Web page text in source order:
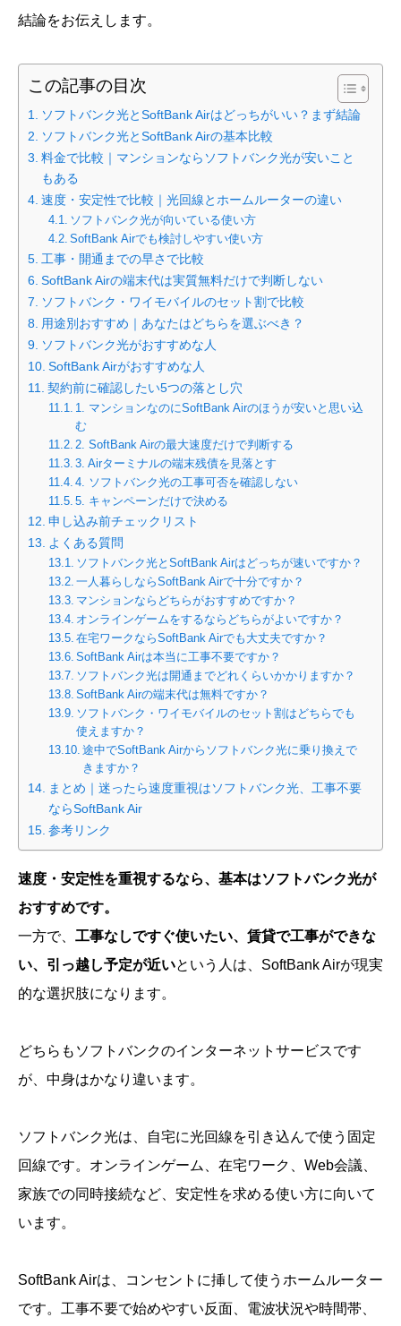
結論をお伝えします。
この記事の目次
ソフトバンク光とSoftBank Airはどっちがいい？まず結論
ソフトバンク光とSoftBank Airの基本比較
料金で比較｜マンションならソフトバンク光が安いこと
もある
速度・安定性で比較｜光回線とホームルーターの違い
ソフトバンク光が向いている使い方
SoftBank Airでも検討しやすい使い方
工事・開通までの早さで比較
SoftBank Airの端末代は実質無料だけで判断しない
ソフトバンク・ワイモバイルのセット割で比較
用途別おすすめ｜あなたはどちらを選ぶべき？
ソフトバンク光がおすすめな人
SoftBank Airがおすすめな人
契約前に確認したい5つの落とし穴
1. マンションなのにSoftBank Airのほうが安いと思い込
む
2. SoftBank Airの最大速度だけで判断する
3. Airターミナルの端末残債を見落とす
4. ソフトバンク光の工事可否を確認しない
5. キャンペーンだけで決める
申し込み前チェックリスト
よくある質問
ソフトバンク光とSoftBank Airはどっちが速いですか？
一人暮らしならSoftBank Airで十分ですか？
マンションならどちらがおすすめですか？
オンラインゲームをするならどちらがよいですか？
在宅ワークならSoftBank Airでも大丈夫ですか？
SoftBank Airは本当に工事不要ですか？
ソフトバンク光は開通までどれくらいかかりますか？
SoftBank Airの端末代は無料ですか？
ソフトバンク・ワイモバイルのセット割はどちらでも
使えますか？
途中でSoftBank Airからソフトバンク光に乗り換えで
きますか？
まとめ｜迷ったら速度重視はソフトバンク光、工事不要
ならSoftBank Air
参考リンク
速度・安定性を重視するなら、基本はソフトバンク光が
おすすめです。
一方で、 工事なしですぐ使いたい、賃貸で工事ができな
い、引っ越し予定が近いという人は、SoftBank Airが現実
的な選択肢になります。
どちらもソフトバンクのインターネットサービスです
が、中身はかなり違います。
ソフトバンク光は、自宅に光回線を引き込んで使う固定
回線です。オンラインゲーム、在宅ワーク、Web会議、
家族での同時接続など、安定性を求める使い方に向いて
います。
SoftBank Airは、コンセントに挿して使うホームルーター
です。工事不要で始めやすい反面、電波状況や時間帯、